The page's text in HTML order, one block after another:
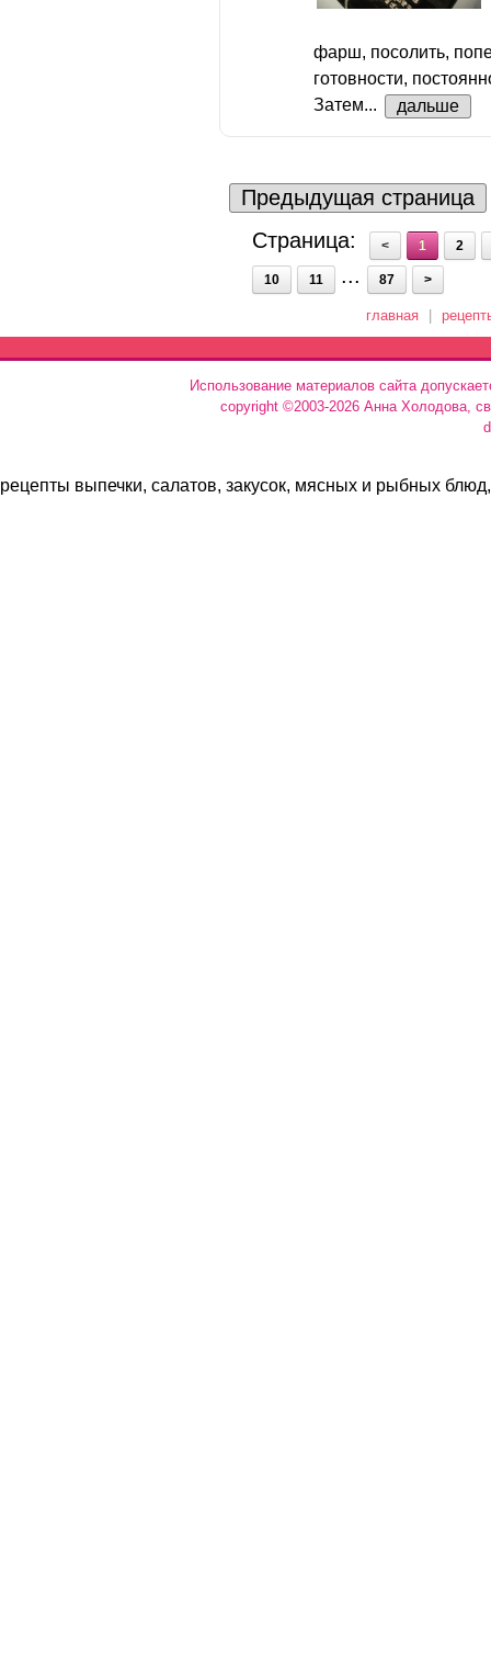
фарш, посолить,
готовности,
Затем...
дальше
Предыдущая страница
Страница:
< 1 2
10 11 ... 87 >
главная
Использование материалов сайта
copyright ©2003-2026 Анна Холодова,
рецепты выпечки, салатов, закусок, мясных и рыбных